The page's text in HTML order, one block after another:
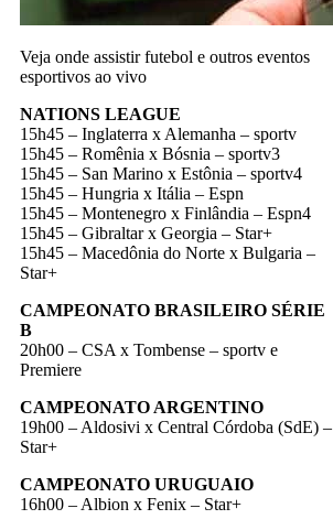
Veja onde assistir futebol e outros eventos
esportivos ao vivo
NATIONS LEAGUE
15h45 – Inglaterra x Alemanha – sportv
15h45 – Romênia x Bósnia – sportv3
15h45 – San Marino x Estônia – sportv4
15h45 – Hungria x Itália – Espn
15h45 – Montenegro x Finlândia – Espn4
15h45 – Gibraltar x Georgia – Star+
15h45 – Macedônia do Norte x Bulgaria –
Star+
CAMPEONATO BRASILEIRO SÉRIE
B
20h00 – CSA x Tombense – sportv e
Premiere
CAMPEONATO ARGENTINO
19h00 – Aldosivi x Central Córdoba (SdE) –
Star+
CAMPEONATO URUGUAIO
16h00 – Albion x Fenix – Star+